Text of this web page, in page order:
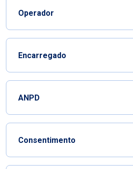
Operador
Encarregado
ANPD
Consentimento